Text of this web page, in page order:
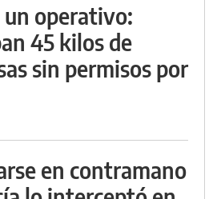
un operativo:
45 kilos de
sin permisos por
en contramano